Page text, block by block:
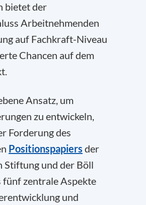
bietet der
Arbeitnehmenden
auf Fachkraft-Niveau
Chancen auf dem
Ansatz, um
zu entwickeln,
Forderung des
Positionspapiers der
Stiftung und der Böll
fünf zentrale Aspekte
und